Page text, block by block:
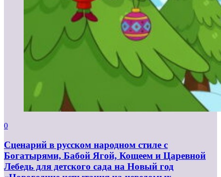
0
Сценарий в русском народном стиле с
Богатырями, Бабой Ягой, Кощеем и Царевной
Лебедь для детского сада на Новый год